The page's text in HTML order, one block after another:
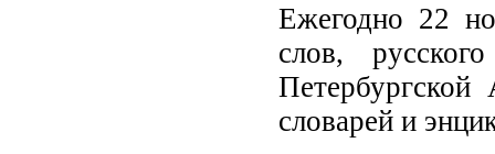
Ежегодно 22
слов,
словарей и